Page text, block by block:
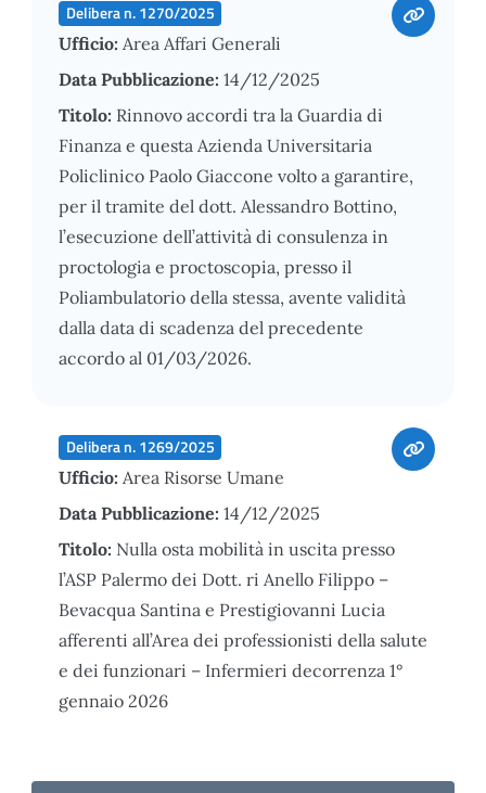
Delibera n. 1270/2025
Ufficio: Area Affari Generali
Data Pubblicazione: 14/12/2025
Titolo: Rinnovo accordi tra la Guardia di
Finanza e questa Azienda Universitaria
Policlinico Paolo Giaccone volto a garantire,
per il tramite del dott. Alessandro Bottino,
l’esecuzione dell’attività di consulenza in
proctologia e proctoscopia, presso il
Poliambulatorio della stessa, avente validità
dalla data di scadenza del precedente
accordo al 01/03/2026.
Delibera n. 1269/2025
Ufficio: Area Risorse Umane
Data Pubblicazione: 14/12/2025
Titolo: Nulla osta mobilità in uscita presso
l’ASP Palermo dei Dott. ri Anello Filippo –
Bevacqua Santina e Prestigiovanni Lucia
afferenti all’Area dei professionisti della salute
e dei funzionari – Infermieri decorrenza 1°
gennaio 2026